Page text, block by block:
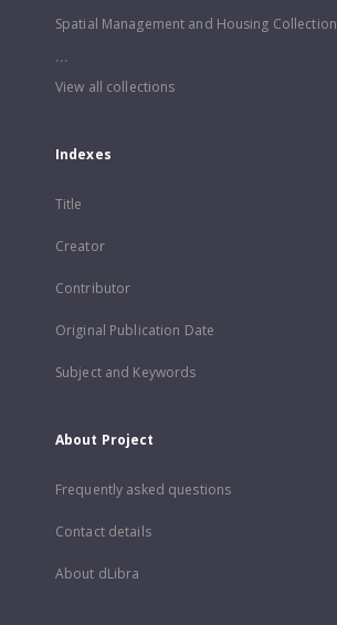
Spatial Management and Housing Collection
...
View all collections
Indexes
Title
Creator
Contributor
Original Publication Date
Subject and Keywords
About Project
Frequently asked questions
Contact details
About dLibra